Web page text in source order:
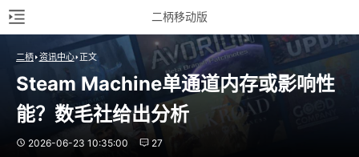
二柄移动版
二柄 资讯中心 正文
Steam Machine单通道内存或影响性
能？数毛社给出分析
2026-06-23 10:35:00 27